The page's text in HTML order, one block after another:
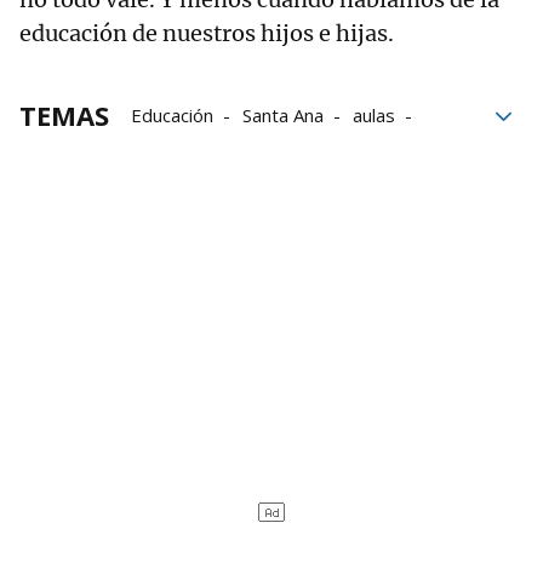
educación de nuestros hijos e hijas.
TEMAS Educación Santa Ana
aulas